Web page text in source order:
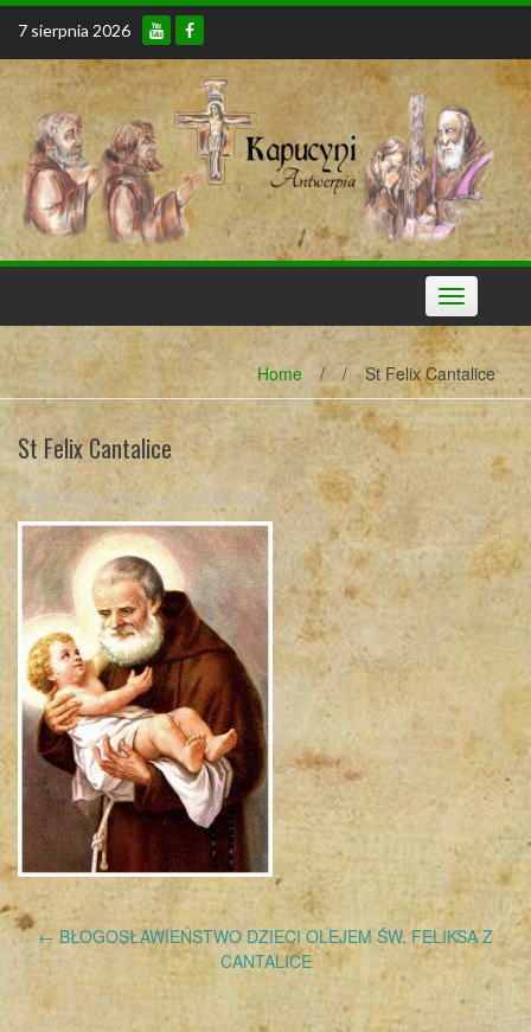
Skip
content
7 sierpnia 2026
Toggle
navigation
Home / / St Felix Cantalice
St Felix Cantalice
Posted ByBrat Marcin on 14 maja 2024
Post
navigation
← BŁOGOSŁAWIEŃSTWO DZIECI OLEJEM ŚW. FELIKSA Z
CANTALICE